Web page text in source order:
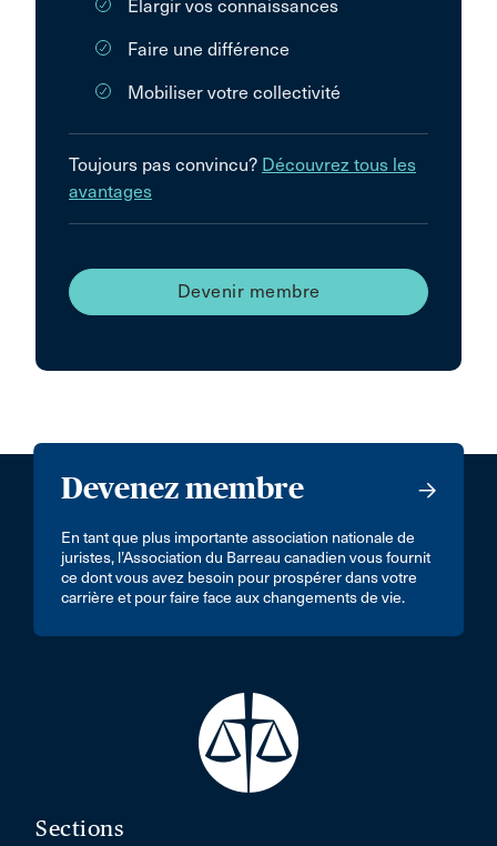
Élargir vos connaissances
Faire une différence
Mobiliser votre collectivité
Toujours pas convincu? Découvrez tous les
avantages
Devenir membre
Devenez membre
En tant que plus importante association nationale de
juristes, l’Association du Barreau canadien vous fournit
ce dont vous avez besoin pour prospérer dans votre
carrière et pour faire face aux changements de vie.
Sections